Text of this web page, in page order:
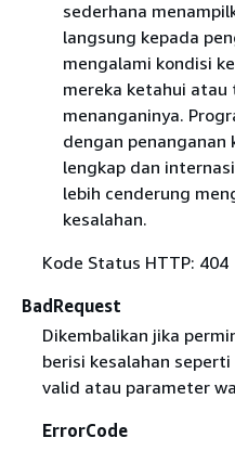
sederhana
langsung kepada
mengalami kondisi
mereka ketahui
menanganinya.
dengan penanganan
lengkap dan
lebih cenderung
kesalahan.
Kode Status HTTP: 404
BadRequest
Dikembalikan jika
berisi kesalahan
valid atau parameter
ErrorCode